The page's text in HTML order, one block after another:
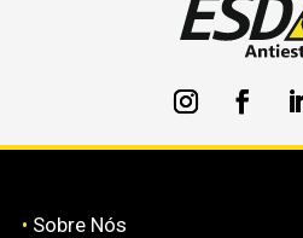
• Sobre Nós